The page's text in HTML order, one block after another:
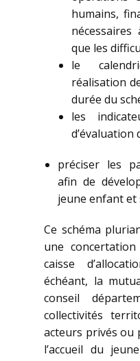
humains,
que les
le
réalisation
durée du
les
d’évaluation
préciser les
afin de
jeune enfant et
Ce schéma
une
caisse
échéant, la
conseil
collectivités
acteurs privés ou
l’accueil du